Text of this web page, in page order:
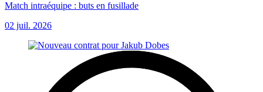
Match intraéquipe : buts en fusillade
02 juil. 2026